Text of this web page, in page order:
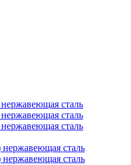
сталь
сталь
сталь
сталь
сталь